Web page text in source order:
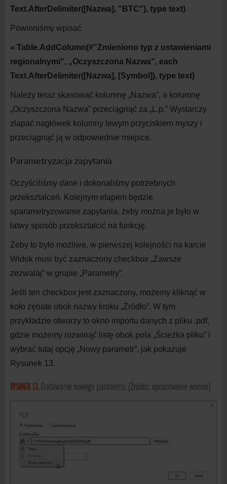
Text.AfterDelimiter([Nazwa], "BTC"), type text)
Powinniśmy wpisać
= Table.AddColumn(#"Zmieniono typ z ustawieniami
regionalnymi", „Oczyszczona Nazwa", each
Text.AfterDelimiter([Nazwa], [Symbol]), type text)
Należy teraz skasować kolumnę „Nazwa”, a kolumnę
„Oczyszczona Nazwa” przeciągnąć za „L.p.” Wystarczy
złapać nagłówek kolumny lewym przyciskiem myszy i
przeciągnąć ją w odpowiednie miejsce.
Parametryzacja zapytania
Oczyściliśmy dane i dokonaliśmy potrzebnych
przekształceń. Kolejnym etapem będzie
sparametryzowanie zapytania, żeby można je było w
łatwy sposób przekształcić na funkcję.
Żeby to było możliwe, w pierwszej kolejności na karcie
Widok musi być zaznaczony checkbox „Zawsze
zezwalaj” w grupie „Parametry”.
Jeśli ten checkbox jest zaznaczony, możemy kliknąć w
koło zębate obok nazwy kroku „Źródło”. W tym
przykładzie otworzy to okno importu danych z pliku .pdf,
gdzie możemy rozwinąć listę obok pola „Ścieżka pliku” i
wybrać tutaj opcję „Nowy parametr”, jak pokazuje
Rysunek 13.